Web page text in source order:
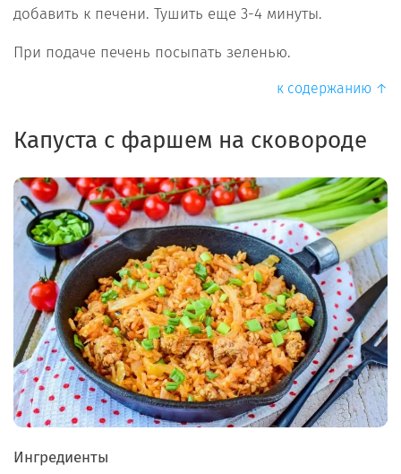
добавить к печени. Тушить еще 3-4 минуты.
При подаче печень посыпать зеленью.
к содержанию ↑
Капуста с фаршем на сковороде
Ингредиенты